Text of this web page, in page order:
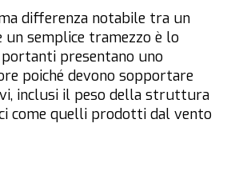
differenza notabile tra un
semplice tramezzo è lo
presentano uno
poiché devono sopportare
inclusi il peso della struttura
come quelli prodotti dal vento